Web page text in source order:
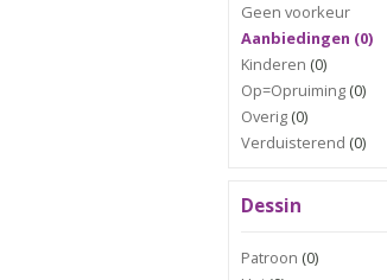
Geen voorkeur
Aanbiedingen (0)
Kinderen (0)
Op=Opruiming (0)
Overig (0)
Verduisterend (0)
Dessin
Patroon (0)